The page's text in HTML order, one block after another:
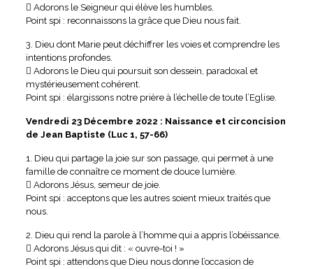
 Adorons le Seigneur qui élève les humbles.
Point spi : reconnaissons la grâce que Dieu nous fait.
3. Dieu dont Marie peut déchiffrer les voies et comprendre les
intentions profondes.
 Adorons le Dieu qui poursuit son dessein, paradoxal et
mystérieusement cohérent.
Point spi : élargissons notre prière à l’échelle de toute l’Eglise.
Vendredi 23 Décembre 2022 : Naissance et circoncision
de Jean Baptiste (Luc 1, 57-66)
1. Dieu qui partage la joie sur son passage, qui permet à une
famille de connaître ce moment de douce lumière.
 Adorons Jésus, semeur de joie.
Point spi : acceptons que les autres soient mieux traités que
nous.
2. Dieu qui rend la parole à l’homme qui a appris l’obéissance.
 Adorons Jésus qui dit : « ouvre-toi ! »
Point spi : attendons que Dieu nous donne l’occasion de